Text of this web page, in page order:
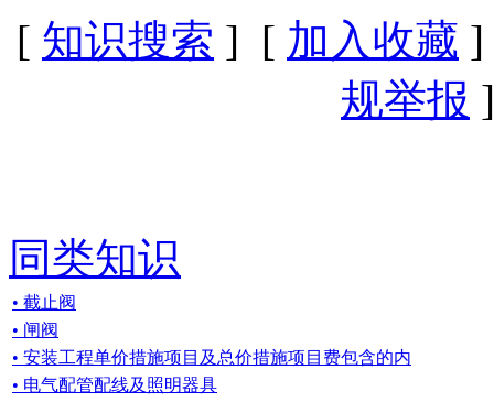
[ 知识搜索 ] [ 加入收藏
规举报
同类知识
• 截止阀
• 闸阀
• 安装工程单价措施项目及总价措施项目费包含的内
• 电气配管配线及照明器具